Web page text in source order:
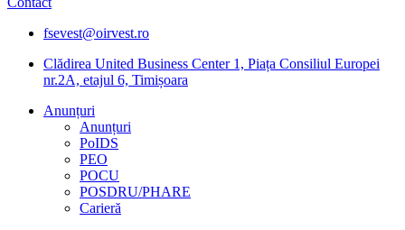
fsevest@oirvest.ro
Clădirea United Business Center 1, Piața Consiliul Europei
nr.2A, etajul 6, Timișoara
Anunțuri
Anunțuri
PoIDS
PEO
POCU
POSDRU/PHARE
Carieră